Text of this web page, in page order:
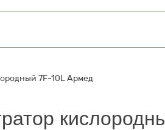
7F-10L Армед